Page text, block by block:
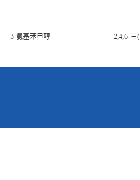
3-氨基苯甲醇
2,4,6-三